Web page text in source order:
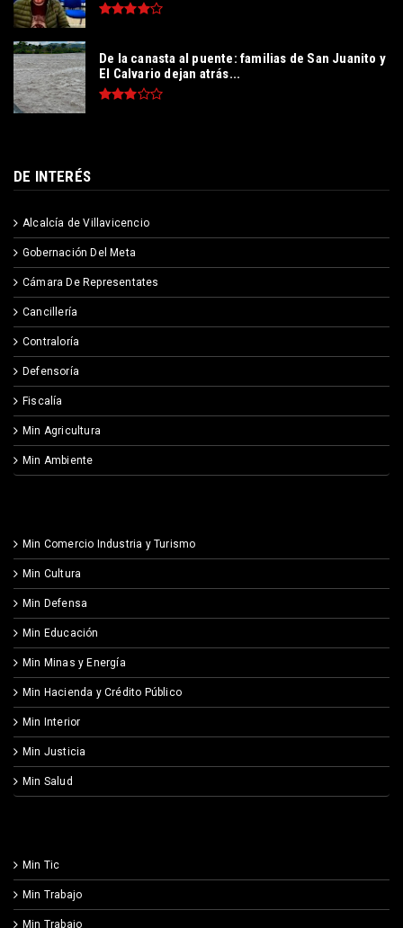
De la canasta al puente: familias de San Juanito y
El Calvario dejan atrás...
DE INTERÉS
Alcalcía de Villavicencio
Gobernación Del Meta
Cámara De Representates
Cancillería
Contraloría
Defensoría
Fiscalía
Min Agricultura
Min Ambiente
Min Comercio Industria y Turismo
Min Cultura
Min Defensa
Min Educación
Min Minas y Energía
Min Hacienda y Crédito Público
Min Interior
Min Justicia
Min Salud
Min Tic
Min Trabajo
Min Trabajo